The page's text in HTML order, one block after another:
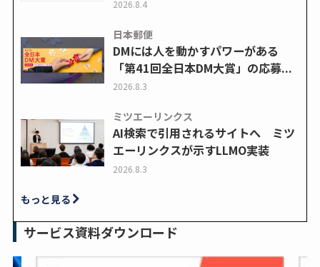
2026.8.4
日本郵便
DMには人を動かすパワーがある
「第41回全日本DM大賞」の応募...
2026.8.3
ミツエーリンクス
AI検索で引用されるサイトへ ミツ
エーリンクスが示すLLMO実装
2026.8.3
もっと見る
サービス資料ダウンロード